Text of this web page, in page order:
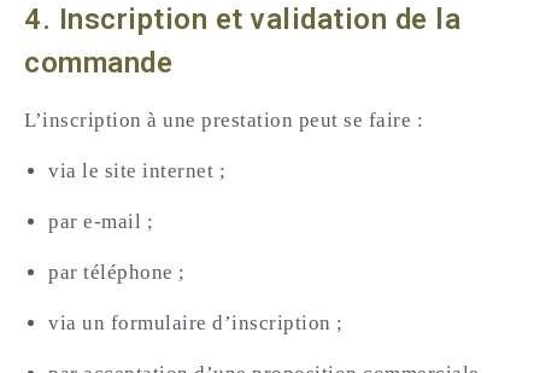
4. Inscription et validation de la
commande
L’inscription à une prestation peut se faire :
via le site internet ;
par e-mail ;
par téléphone ;
via un formulaire d’inscription ;